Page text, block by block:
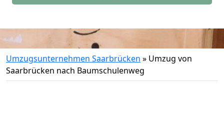
Umzugsunternehmen Saarbrücken » Umzug von
Saarbrücken nach Baumschulenweg